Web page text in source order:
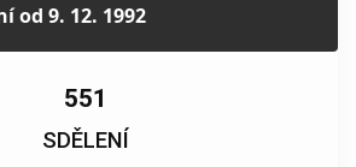
od 9. 12. 1992
551
SDĚLENÍ